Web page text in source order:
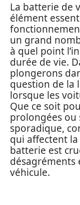
La batterie de
élément
un grand
à quel point
durée de vie.
plongerons
question de la
lorsque les
Que ce soit
prolongées
sporadique,
qui affectent
batterie est
désagréments
véhicule.